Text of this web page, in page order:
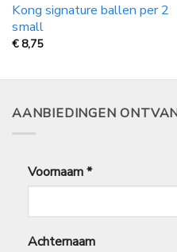
Kong signature ballen per 2
small
€8,75
AANBIEDINGEN
Voornaam*
Achternaam